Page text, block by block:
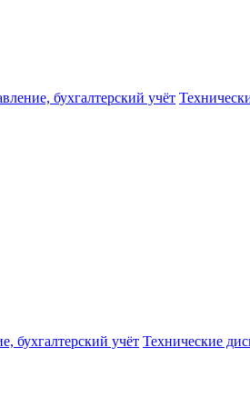
бухгалтерский учёт
бухгалтерский учёт Технические